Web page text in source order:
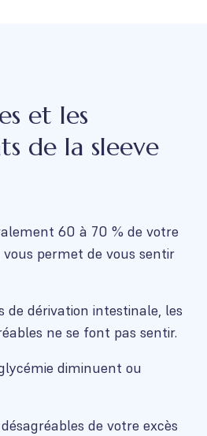
et les
de la sleeve
60 à 70 % de votre
vous permet de vous sentir
de dérivation intestinale, les
ne se font pas sentir.
diminuent ou
de votre excès